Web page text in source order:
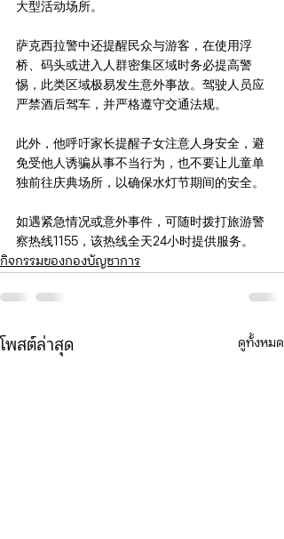
大型活动场所。
萨克西拉警中还提醒民众与游客，在使用浮
桥、码头或进入人群密集区域时务必提高警
惕，此类区域极易发生意外事故。驾驶人员应
严禁酒后驾车，并严格遵守交通法规。
此外，他呼吁家长提醒子女注意人身安全，避
免受他人诱骗从事不当行为，也不要让儿童单
独前往庆典场所，以确保水灯节期间的安全。
如遇紧急情况或意外事件，可随时拨打旅游警
察热线1155，该热线全天24小时提供服务。
กิจกรรมของกองบัญชาการ
โพสต์ล่าสุด ดูทั้งหมด